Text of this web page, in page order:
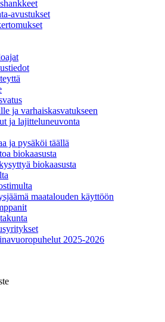
avustukset
ja varhaiskasvatukseen
ja lajitteluneuvonta
ja pysäköi täällä
biokaasusta
biokaasusta
maatalouden käyttöön
2025-2026